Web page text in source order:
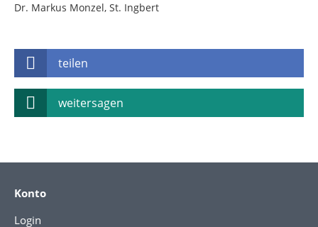
Dr. Markus Monzel, St. Ingbert
teilen
weitersagen
Konto
Login